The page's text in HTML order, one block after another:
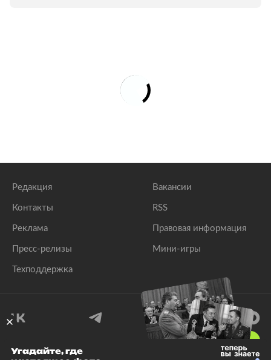
Редакция
Контакты
Реклама
Пресс-релизы
Техподдержка
Вакансии
RSS
Правовая информация
Мини-игры
Угадайте, где